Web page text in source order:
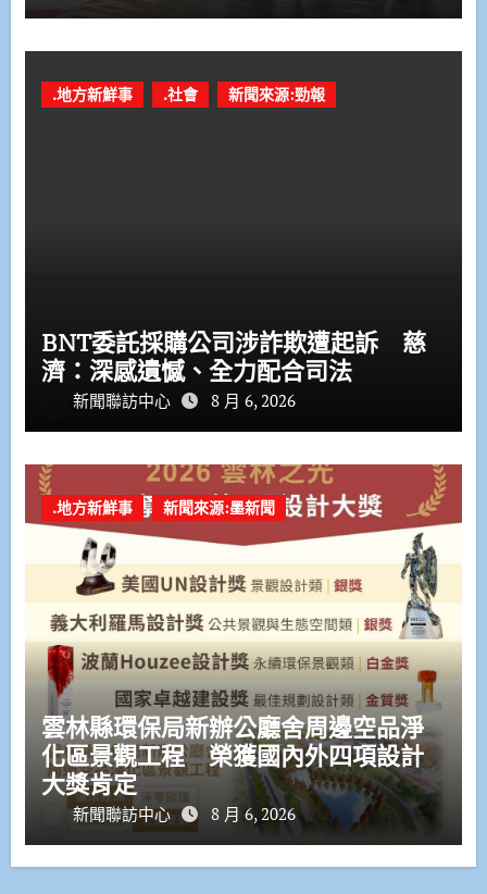
.地方新鮮事 .社會 新聞來源:勁報
BNT委託採購公司涉詐欺遭起訴 慈
濟：深感遺憾、全力配合司法
新聞聯訪中心 8 月 6, 2026
.地方新鮮事 新聞來源:墨新聞
雲林縣環保局新辦公廳舍周邊空品淨
化區景觀工程 榮獲國內外四項設計
大獎肯定
新聞聯訪中心 8 月 6, 2026